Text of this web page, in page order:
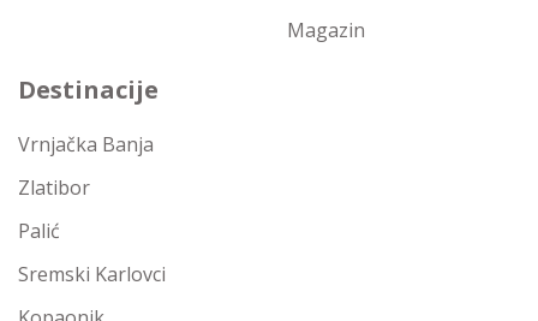
Magazin
Destinacije
Vrnjačka Banja
Zlatibor
Palić
Sremski Karlovci